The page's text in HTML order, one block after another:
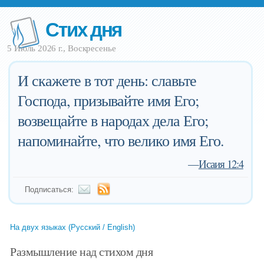
Стих дня
5 Июль 2026 г., Воскресенье
И скажете в тот день: славьте
Господа, призывайте имя Его;
возвещайте в народах дела Его;
напоминайте, что велико имя Его.
—Исаия 12:4
Подписаться:
На двух языках (Русский / English)
Размышление над стихом дня